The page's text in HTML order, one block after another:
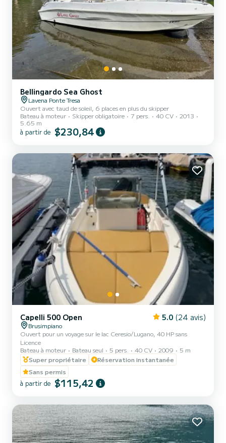
Bellingardo Sea Ghost
Lavena Ponte Tresa
Ouvert avec taud de soleil, 6 places en plus du skipper
Bateau à moteur
Skipper obligatoire 7 pers. 40 CV
2013
5.65 m
à partir de $230,84
Capelli 500 Open 5.0 (24 avis)
Brusimpiano
Ouvert pour un voyage sur le lac Ceresio/Lugano, 40 HP sans
Licence
Bateau à moteur
Bateau seul 5 pers. 40 CV 2009
5 m
Super propriétaire
Réservation instantanée
Sans permis
à partir de $115,42